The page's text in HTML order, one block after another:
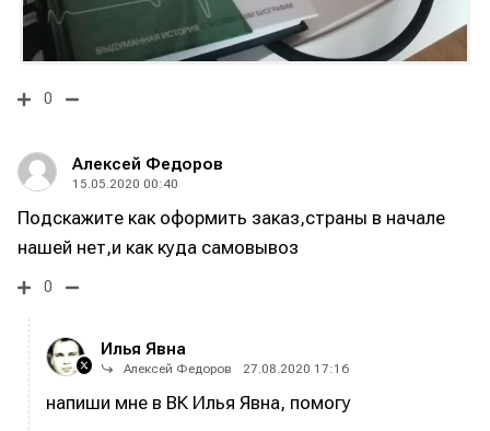
Редакционная политика (в разработке)
Предложение новостей Помощь проекту
Редакционная политика (в разработке)
Предложение новостей Помощь проекту
0
Алексей Федоров
15.05.2020 00:40
Подскажите как оформить заказ,страны в начале
нашей нет,и как куда самовывоз
0
Илья Явна
Алексей Федоров 27.08.2020 17:16
напиши мне в ВК Илья Явна, помогу